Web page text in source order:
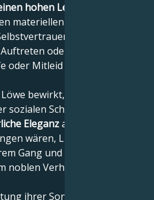
hohen Lebensstandard
materiellen Situationen
und lassen
oder Verhalten
oder Mitleid brauchen.
bewirkt, dass diese
sozialen Schicht sie
Eleganzausstrahlen,
wären, Lumpen zu
Gang und ihrer Haltung,
noblen Verhalten.
ihrer Sonne durch